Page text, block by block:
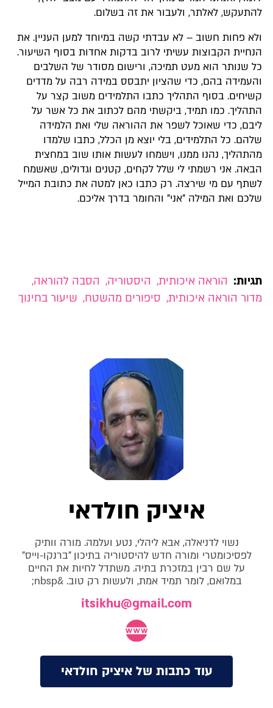
להתעקש, לאלתר, ולעבור את זה בשלום.
ולא פחות חשוב – לא עבדתי קשה במיוחד למען העניין. את
הנחיית הקבוצות עשיתי לרוב בדקות אחדות בסוף השיעור.
כל שנותר הוא מעט תמיכה, ורישום מסודר של השלבים
והעמידה בהם, כדי שהציון יתבסס במידה רבה על מדדים
קשיחים. בסוף התהליך כתבו התלמידים משוב קצר על
התהליך. כמו תמיד, ביקשתי מהם לכתוב את כל אשר על
ליבם, כדי שאוכל לשפר את ההוראה שלי ואת הלמידה
שלהם. כל התלמידים, בלי יוצא מן הכלל, כתבו שלמדו
מהתהליך, נהנו ממנו, וישמחו לעשות אותו שוב במחצית
הבאה. אני רשמתי לי שלל לקחים, קטנים וגדולים, שאשמח
לשתף עם מי שירצה. רק כתבו כאן למטה את כתובת המייל
שלכם ואת המילה "אני" והחומר בדרך אליכם.
תגיות: הוראה איכותית, היסטוריה, הסבה להוראה,
מדור הוראה איכותית, סיפורים מהשטח, שיעור בחינוך
איציק חולדאי
נשוי לדניאלה, אבא ליהלי, נטע ועלמה. מורה וותיק
לפסיכומטרי ומורה חדש להיסטוריה בתיכון "ברנקו-וייס"
על שם רבין במזכרת בתיה. משתדל לחיות את החיים
במלואם, לומר תמיד אמת, ולעשות רק טוב. &nbsp;
itsikhu@gmail.com
עוד כתבות של איציק חולדאי